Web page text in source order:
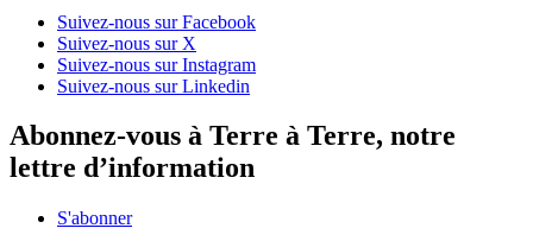
Suivez-nous sur Facebook
Suivez-nous sur X
Suivez-nous sur Instagram
Suivez-nous sur Linkedin
Abonnez-vous à Terre à Terre, notre
lettre d’information
S'abonner